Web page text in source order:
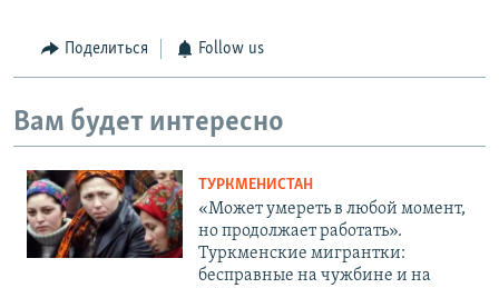
Поделиться Follow us
Вам будет интересно
ТУРКМЕНИСТАН
«Может умереть в любой момент,
но продолжает работать».
Туркменские мигрантки:
бесправные на чужбине и на